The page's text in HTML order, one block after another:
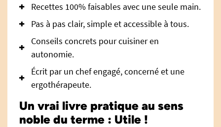
Recettes 100% faisables avec une seule main.
Pas à pas clair, simple et accessible à tous.
Conseils concrets pour cuisiner en
autonomie.
Écrit par un chef engagé, concerné et une
ergothérapeute.
Un vrai livre pratique au sens
noble du terme : Utile !